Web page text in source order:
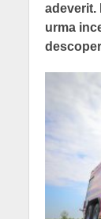
adeverit.
urma